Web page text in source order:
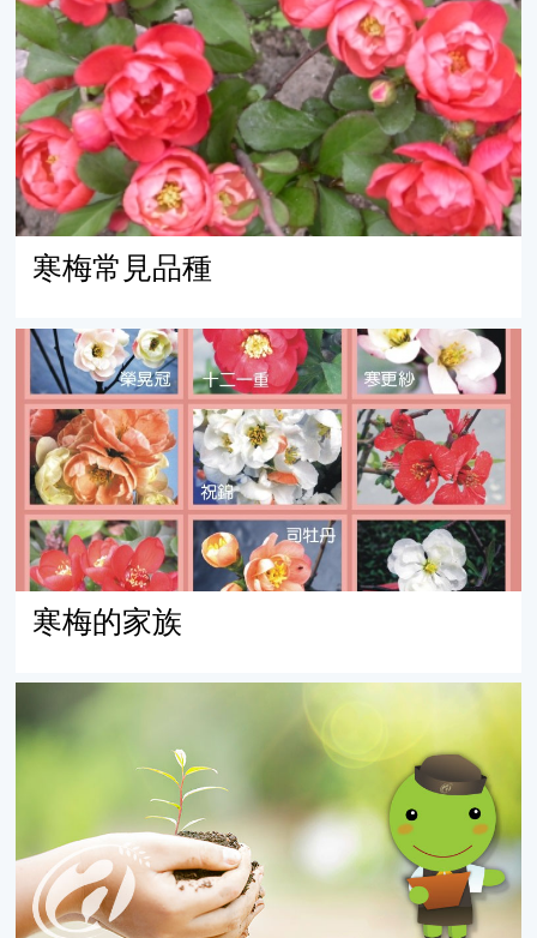
寒梅常見品種
寒梅的家族
寒梅的家族